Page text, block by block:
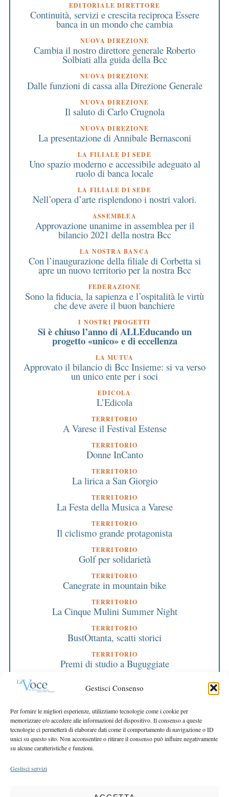
Gestisci Consenso
Per fornire le migliori esperienze, utilizziamo tecnologie come i cookie per
memorizzare e/o accedere alle informazioni del dispositivo. Il consenso a queste
tecnologie ci permetterà di elaborare dati come il comportamento di navigazione o ID
unici su questo sito. Non acconsentire o ritirare il consenso può influire negativamente
su alcune caratteristiche e funzioni.
Gestisci servizi
EDITORIALE DIRETTORE
Continuità, servizi e crescita reciproca Essere
banca in un mondo che cambia
NUOVA DIREZIONE
Cambia il nostro direttore generale Roberto
Solbiati alla guida della Bcc
NUOVA DIREZIONE
Dalle funzioni di cassa alla Direzione Generale
NUOVA DIREZIONE
Il saluto di Carlo Crugnola
NUOVA DIREZIONE
La presentazione di Annibale Bernasconi
LA FILIALE DI SEDE
Uno spazio moderno e accessibile adeguato al
ruolo di banca locale
LA FILIALE DI SEDE
Nell’opera d’arte risplendono i nostri valori.
ASSEMBLEA
Approvazione unanime in assemblea per il
bilancio 2021 della nostra Bcc
LA NOSTRA BANCA
Con l’inaugurazione della filiale di Corbetta si
apre un nuovo territorio per la nostra Bcc
FEDERAZIONE
Sono la fiducia, la sapienza e l’ospitalità le virtù
che deve avere il buon banchiere
I NOSTRI PROGETTI
Si è chiuso l’anno di ALLEducando un
progetto «unico» e di eccellenza
LA MUTUA
Approvato il bilancio di Bcc Insieme: si va verso
un unico ente per i soci
EDICOLA
L’Edicola
TERRITORIO
A Varese il Festival Estense
TERRITORIO
Donne InCanto
TERRITORIO
La lirica a San Giorgio
TERRITORIO
La Festa della Musica a Varese
TERRITORIO
Il ciclismo grande protagonista
TERRITORIO
Golf per solidarietà
TERRITORIO
Canegrate in mountain bike
TERRITORIO
La Cinque Mulini Summer Night
TERRITORIO
BustOttanta, scatti storici
TERRITORIO
Premi di studio a Buguggiate
Le borse del Liceo Crespi
“Giù la maschera” in mostra a Legnano
ASSOCIAZIONE CCR
Mostre e nuove iniziative, riparte il CCR